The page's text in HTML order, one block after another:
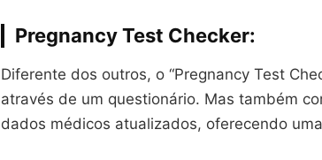
Pregnancy Test Checker:
Diferente dos outros, o “Pregnancy Test
através de um questionário. Mas também
dados médicos atualizados, oferecendo